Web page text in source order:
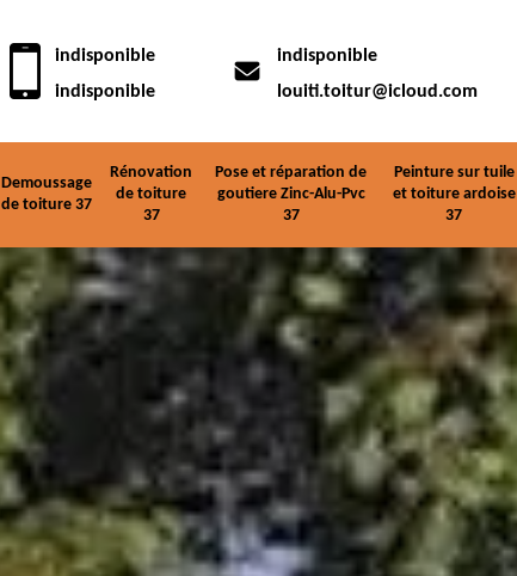
indisponible
indisponible
indisponible
louiti.toitur@icloud.com
Demoussage
de toiture 37
Rénovation
de toiture
37
Pose et réparation de
goutiere Zinc-Alu-Pvc
37
Peinture sur tuile
et toiture ardoise
37